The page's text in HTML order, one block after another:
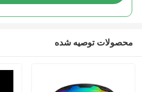
محصولات توصیه شده